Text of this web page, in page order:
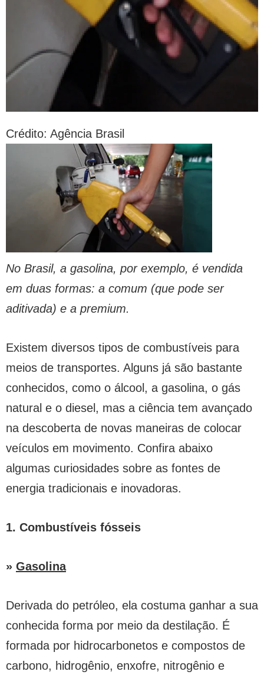
Crédito: Agência Brasil
No Brasil, a gasolina, por exemplo, é vendida
em duas formas: a comum (que pode ser
aditivada) e a premium.
Existem diversos tipos de combustíveis para
meios de transportes. Alguns já são bastante
conhecidos, como o álcool, a gasolina, o gás
natural e o diesel, mas a ciência tem avançado
na descoberta de novas maneiras de colocar
veículos em movimento. Confira abaixo
algumas curiosidades sobre as fontes de
energia tradicionais e inovadoras.
1. Combustíveis fósseis
» Gasolina
Derivada do petróleo, ela costuma ganhar a sua
conhecida forma por meio da destilação. É
formada por hidrocarbonetos e compostos de
carbono, hidrogênio, enxofre, nitrogênio e